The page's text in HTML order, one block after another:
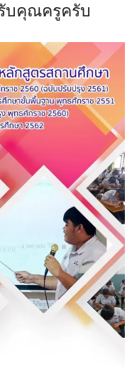
บคุณครูครับ